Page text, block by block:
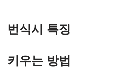
번식시 특징
키우는 방법